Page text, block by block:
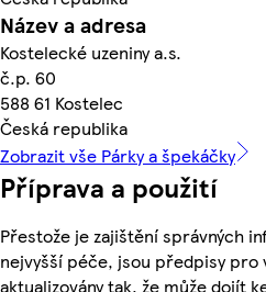
Název a adresa
Kostelecké uzeniny a.s.
č.p. 60
588 61 Kostelec
Česká republika
Zobrazit vše Párky a špekáčky
Příprava a použití
Přestože je zajištění správných
nejvyšší péče, jsou předpisy
aktualizovány tak, že může dojít